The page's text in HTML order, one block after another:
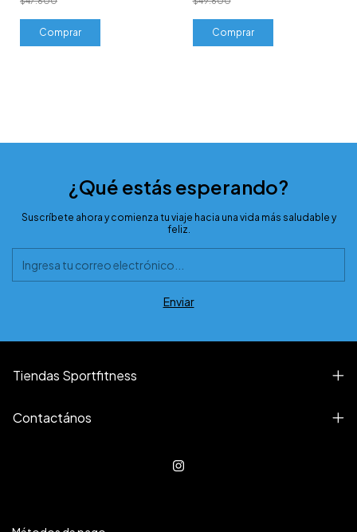
Comprar Comprar
¿Qué estás esperando?
Suscríbete ahora y comienza tu viaje hacia una vida más saludable y
feliz.
Tiendas Sportfitness
Contactános